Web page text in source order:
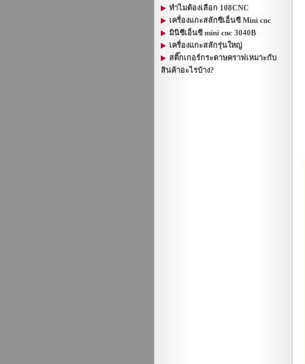
ทำไมต้องเลือก 108CNC
เครื่องแกะสลักซีเอ็นซี Mini cnc
มินิซีเอ็นซี mini cnc 3040B
เครื่องแกะสลักรุ่นใหญ่
สติ๊กเกอร์กระดาษคราฟเหมาะกับ
สินค้าอะไรบ้าง?